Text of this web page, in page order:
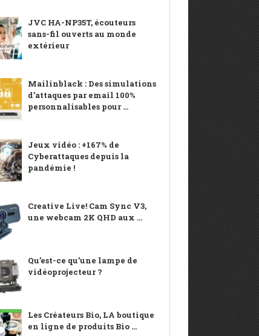
JVC HA-NP35T, écouteurs
sans-fil ouverts au monde
extérieur
Mailinblack : Des simulations
d’attaques par email 100%
personnalisables pour ...
Jeux vidéo : +167% de
Cyberattaques depuis la
pandémie !
Creative Live! Cam Sync V3,
une webcam 2K QHD aux ...
Qu’est-ce qu’une lampe de
vidéoprojecteur ?
Les Créateurs Bio, LA boutique
en ligne de produits Bio ...